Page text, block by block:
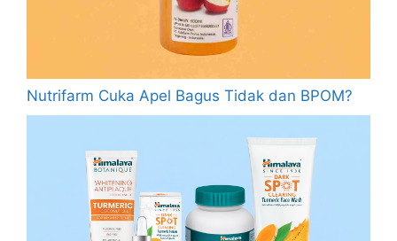
Nutrifarm Cuka Apel Bagus Tidak dan BPOM?